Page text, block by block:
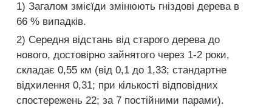
1) Загалом змієїди змінюють гніздові дерева в
66 % випадків.
2) Середня відстань від старого дерева до
нового, достовірно зайнятого через 1-2 роки,
складає 0,55 км (від 0,1 до 1,33; стандартне
відхилення 0,31; при кількості відповідних
спостережень 22; за 7 постійними парами).